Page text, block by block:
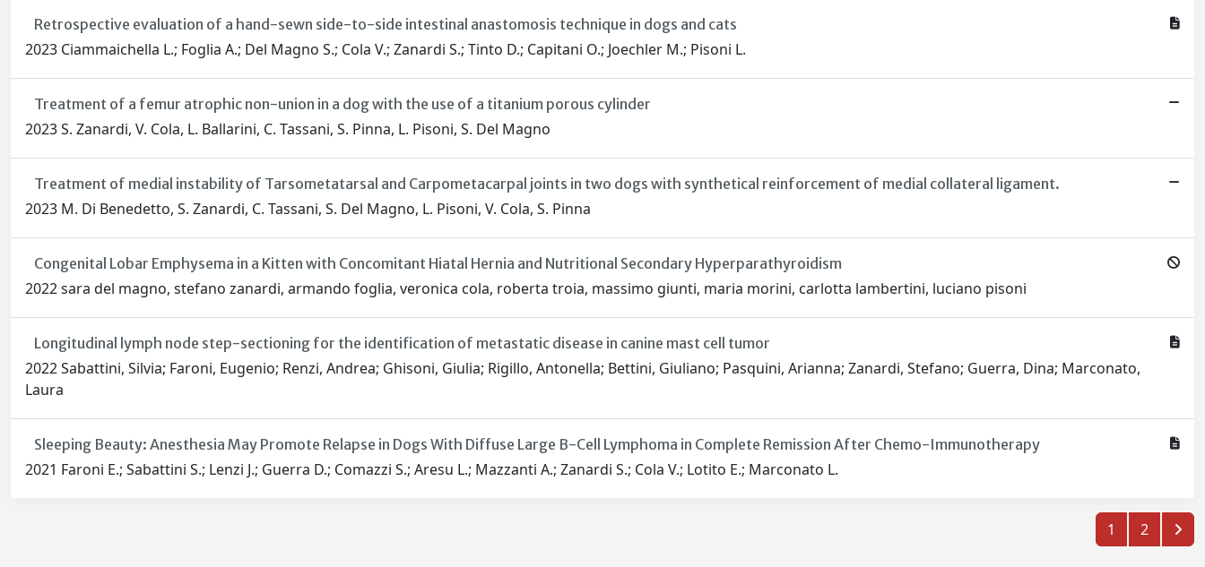
Retrospective evaluation of a hand-sewn side-to-side intestinal anastomosis technique in dogs and cats
2023 Ciammaichella L.; Foglia A.; Del Magno S.; Cola V.; Zanardi S.; Tinto D.; Capitani O.; Joechler M.; Pisoni L.
Treatment of a femur atrophic non-union in a dog with the use of a titanium porous cylinder
2023 S. Zanardi, V. Cola, L. Ballarini, C. Tassani, S. Pinna, L. Pisoni, S. Del Magno
Treatment of medial instability of Tarsometatarsal and Carpometacarpal joints in two dogs with synthetical reinforcement of medial collateral ligament.
2023 M. Di Benedetto, S. Zanardi, C. Tassani, S. Del Magno, L. Pisoni, V. Cola, S. Pinna
Congenital Lobar Emphysema in a Kitten with Concomitant Hiatal Hernia and Nutritional Secondary Hyperparathyroidism
2022 sara del magno, stefano zanardi, armando foglia, veronica cola, roberta troia, massimo giunti, maria morini, carlotta lambertini, luciano pisoni
Longitudinal lymph node step-sectioning for the identification of metastatic disease in canine mast cell tumor
2022 Sabattini, Silvia; Faroni, Eugenio; Renzi, Andrea; Ghisoni, Giulia; Rigillo, Antonella; Bettini, Giuliano; Pasquini, Arianna; Zanardi, Stefano; Guerra, Dina; Marconato,
Laura
Sleeping Beauty: Anesthesia May Promote Relapse in Dogs With Diffuse Large B-Cell Lymphoma in Complete Remission After Chemo-Immunotherapy
2021 Faroni E.; Sabattini S.; Lenzi J.; Guerra D.; Comazzi S.; Aresu L.; Mazzanti A.; Zanardi S.; Cola V.; Lotito E.; Marconato L.
1 2